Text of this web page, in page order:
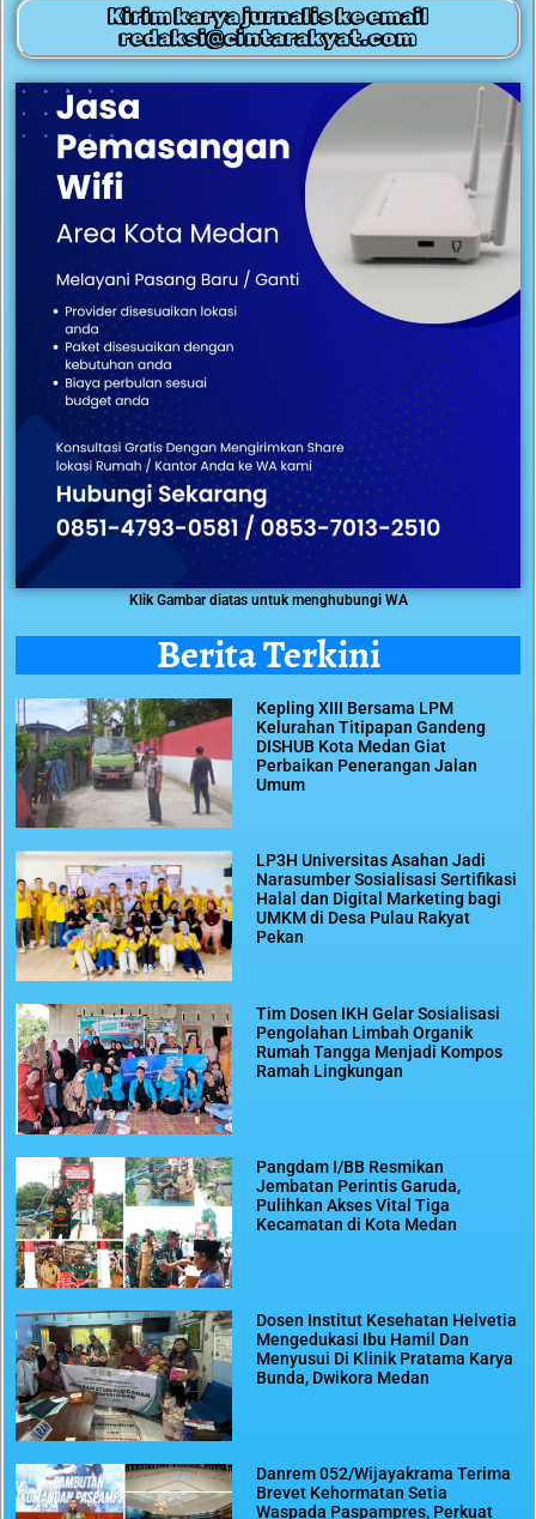
Kirim karya jurnalis ke email
redaksi@cintarakyat.com
Klik Gambar diatas untuk menghubungi WA
Berita Terkini
Kepling XIII Bersama LPM
Kelurahan Titipapan Gandeng
DISHUB Kota Medan Giat
Perbaikan Penerangan Jalan
Umum
LP3H Universitas Asahan Jadi
Narasumber Sosialisasi Sertifikasi
Halal dan Digital Marketing bagi
UMKM di Desa Pulau Rakyat
Pekan
Tim Dosen IKH Gelar Sosialisasi
Pengolahan Limbah Organik
Rumah Tangga Menjadi Kompos
Ramah Lingkungan
Pangdam I/BB Resmikan
Jembatan Perintis Garuda,
Pulihkan Akses Vital Tiga
Kecamatan di Kota Medan
Dosen Institut Kesehatan Helvetia
Mengedukasi Ibu Hamil Dan
Menyusui Di Klinik Pratama Karya
Bunda, Dwikora Medan
Danrem 052/Wijayakrama Terima
Brevet Kehormatan Setia
Waspada Paspampres, Perkuat